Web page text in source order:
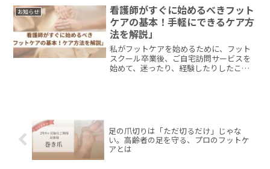
さい。
お知らせ
看護師がすぐに始めるべきフット
ケアの基本！手軽にできるケア方
法を解説」
私がフットケアを始めるために、フット
スクール卒業後、ご自宅訪問サービスを
始めて、迷ったり、経験したりしたこと
足の爪切りは「ただ切るだけ」じゃな
い。高齢者の足を守る、プロのフットケ
アとは